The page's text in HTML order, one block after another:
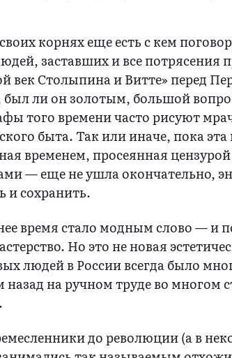
корнях еще есть с кем
заставших и все потрясения
век Столыпина и Витте» перед
ли он золотым, большой
того времени часто рисуют
быта. Так или иначе, пока
временем, просеянная
— еще не ушла окончательно,
и сохранить.
время стало модным слово — и
Но это не новая
людей в России всегда было
на ручном труде во многом
до революции (а в